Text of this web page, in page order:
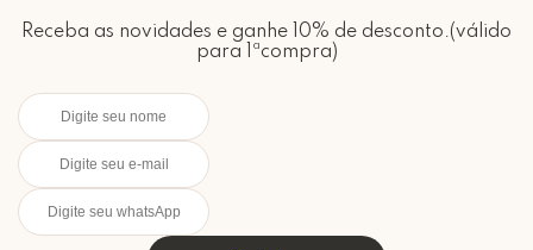
Receba as novidades e ganhe 10% de desconto.(válido
para 1ªcompra)